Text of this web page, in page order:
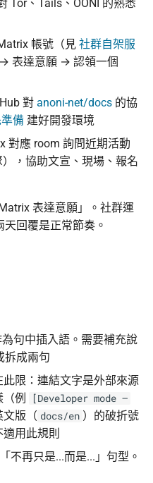
什麼是 CryptPad
密碼管理器入門
Asian Diceware：帶亞
加密貨幣的隱私光譜
隱私
Tor、Tails、OONI 的熟悉
帳號（見 社群自架服
表達意願 → 認領一個
對 anoni-net/docs 的協
備 建好開發環境
對應 room 詢問近期活動
），協助文宣、現場、報名
表達意願」。社群運
回覆是正常節奏。
為句中插入語。需要補充說
拆成兩句
限：連結文字是外部來源
例
[Developer mode —
文版（ docs/en ）的破折號
用此規則
不再只是...而是...」句型。